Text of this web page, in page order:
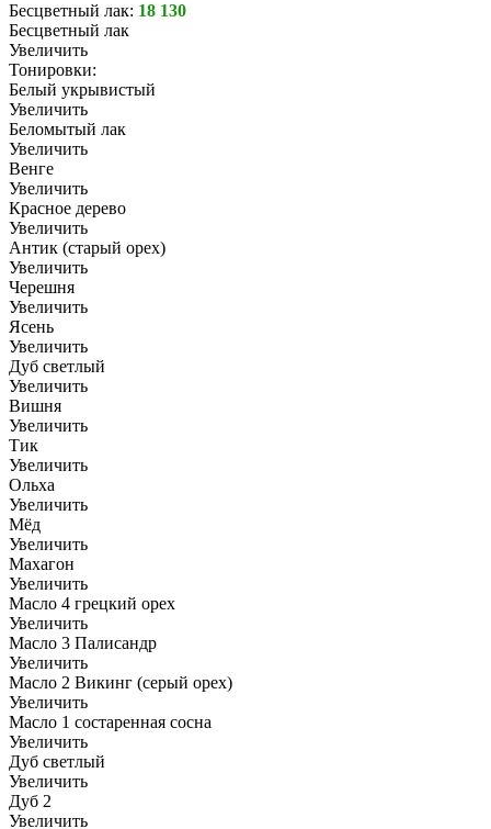
Бесцветный лак: 18 130
Бесцветный лак
Увеличить
Тонировки:
Белый укрывистый
Увеличить
Беломытый лак
Увеличить
Венге
Увеличить
Красное дерево
Увеличить
Антик (старый орех)
Увеличить
Черешня
Увеличить
Ясень
Увеличить
Дуб светлый
Увеличить
Вишня
Увеличить
Тик
Увеличить
Ольха
Увеличить
Мёд
Увеличить
Махагон
Увеличить
Масло 4 грецкий орех
Увеличить
Масло 3 Палисандр
Увеличить
Масло 2 Викинг (серый орех)
Увеличить
Масло 1 состаренная сосна
Увеличить
Дуб светлый
Увеличить
Дуб 2
Увеличить